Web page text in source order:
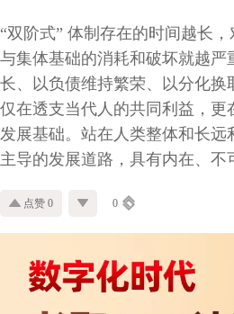
“双阶式” 体制存在的时间越长
与集体基础的消耗和破坏就越严
长、以负债维持繁荣、以分化换
仅在透支当代人的共同利益，更
发展基础。站在人类整体和长远
主导的发展道路，具有内在、不
点赞 0 0